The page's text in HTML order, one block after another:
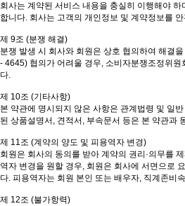
회사는 계약된 서비스 내용을 충실히 이행해야 하
합니다. 회사는 고객의 개인정보 및 계약정보를
제 9조 (분쟁 해결)
분쟁 발생 시 회사와 회원은 상호 협의하여 해결
- 4645) 협의가 어려울 경우, 소비자분쟁조정위원
다.
제 10조 (기타사항)
본 약관에 명시되지 않은 사항은 관계법령 및 일
된 상품설명서, 견적서, 부속문서 등은 본 약관과
제 11조 (계약의 양도 및 피용역자 변경)
회원은 회사의 동의를 받아 계약의 권리·의무를
역자 변경을 원할 경우, 회원은 회사에 서면으로
다. 피용역자는 회원 본인 또는 배우자, 직계존비
제 12조 (불가항력)